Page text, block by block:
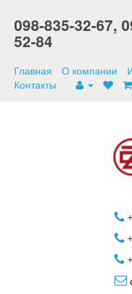
098-835-32-67,
52-84
Главная О компании
Контакты